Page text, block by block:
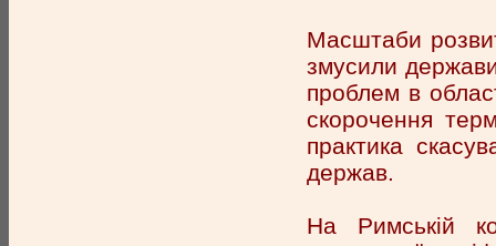
Масштаби
змусили
проблем в
скорочення
практика
держав.
На Римській